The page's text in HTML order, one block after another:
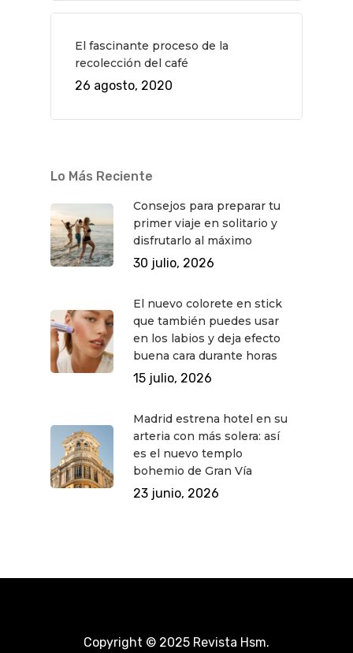
El fascinante proceso de la
recolección del café
26 agosto, 2020
Lo Más Reciente
Consejos para preparar tu
primer viaje en solitario y
disfrutarlo al máximo
30 julio, 2026
El nuevo colorete en stick
que también puedes usar
en los labios y deja efecto
buena cara durante horas
15 julio, 2026
Madrid estrena hotel en su
arteria con más solera: así
es el nuevo templo
bohemio de Gran Vía
23 junio, 2026
Copyright © 2025 Revista Hsm.